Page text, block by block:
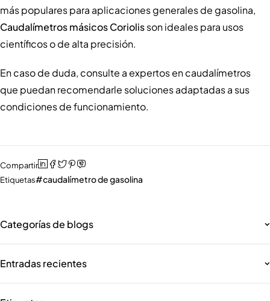
más populares para aplicaciones generales de gasolina,
Caudalímetros másicos Coriolisson ideales para usos
científicos o de alta precisión.
En caso de duda, consulte a expertos en caudalímetros
que puedan recomendarle soluciones adaptadas a sus
condiciones de funcionamiento.
Compartir
Etiquetas
caudalímetro de gasolina
Categorías de blogs
Entradas recientes